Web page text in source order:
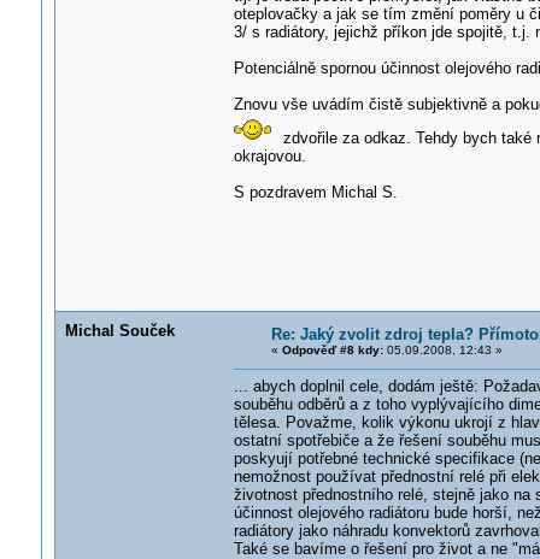
oteplovačky a jak se tím změní poměry u
3/ s radiátory, jejichž příkon jde spojitě, t.j.
Potenciálně spornou účinnost olejového
Znovu vše uvádím čistě subjektivně a
zdvořile za odkaz. Tehdy bych také
okrajovou.
S pozdravem Michal S.
Michal Souček Re: Jaký zvolit zdroj tepla?
« Odpověď #8 kdy:05.09.2008, 12:43 »
... abych doplnil cele, dodám ještě:
souběhu odběrů a z toho vyplývajícího
tělesa. Považme, kolik výkonu ukrojí z
ostatní spotřebiče a že řešení souběhu
poskyují potřebné technické specifikace
nemožnost používat přednostní relé při
životnost přednostního relé, stejně jako na
účinnost olejového radiátoru bude horší,
radiátory jako náhradu konvektorů
Také se bavíme o řešení pro život a ne